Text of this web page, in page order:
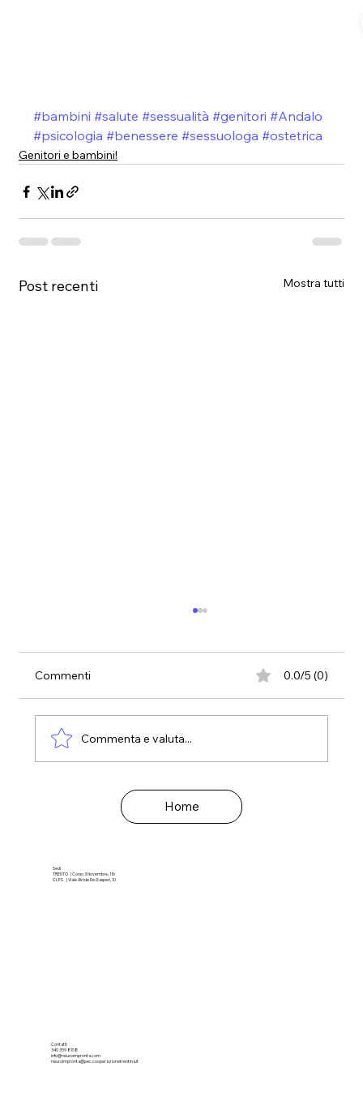
#bambini #salute #sessualità #genitori #Andalo
#psicologia #benessere #sessuologa #ostetrica
Genitori e bambini!
Post recenti Mostra tutti
PAURE E CAPRICCI
Commenti 0.0/5 (0)
Commenta e valuta...
Home
Sedi
TRENTO | Corso 3 Novembre, 116
CLES | Viale Alcide De Gasperi, 10
Contatti
340 359 8108
info@neuroimpronta.com
neuroimpronta@pec.cooperazionetrentina.it